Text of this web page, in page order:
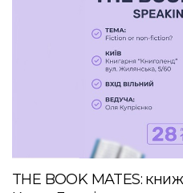
THE BOOK MATES: